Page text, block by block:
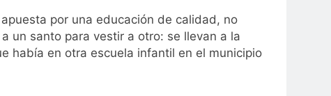
por una educación de calidad, no
un santo para vestir a otro: se llevan a la
había en otra escuela infantil en el municipio